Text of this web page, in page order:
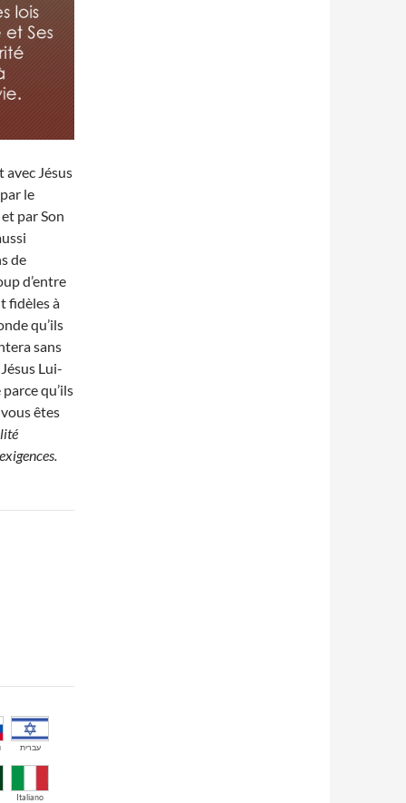
avec Jésus
le
par Son
de
d’entre
fidèles à
qu’ils
sans
Lui-
qu’ils
êtes
עברית
Italiano